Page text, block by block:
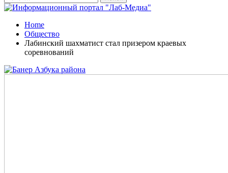
Home
Общество
Лабинский шахматист стал призером краевых
соревнований